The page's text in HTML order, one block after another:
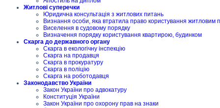
Житлові суперечки
Юридична консультація з житлових питань
Визнання особи, яка втратила право користування житловим
Виселення в судовому порядку
Визначення порядку користування квартирою, будинком
Скарга до державного органу
Скарга в екологічну інспекцію
Скарга на продавця
Скарга в прокуратуру
Скарга в поліцію
Скарга на роботодавця
Законодавство України
Закон України про адвокатуру
Конституція України
Закон України про охорону прав на знаки